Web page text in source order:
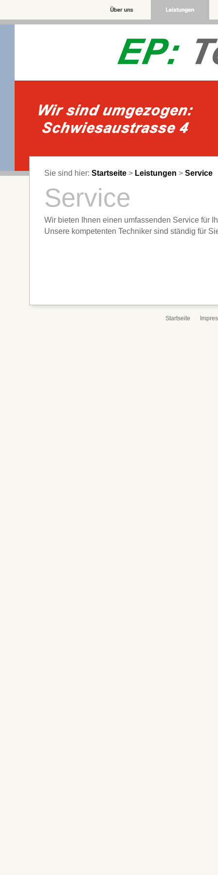
Sie sind hier: Startseite > Leistungen > Service
Service
Wir bieten Ihnen einen umfassenden Service für
Unsere kompetenten Techniker sind ständig für
Startseite